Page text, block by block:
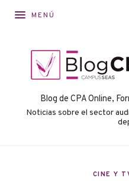
MENÚ
Blog de CPA Online,
Noticias sobre el sector
CINE Y